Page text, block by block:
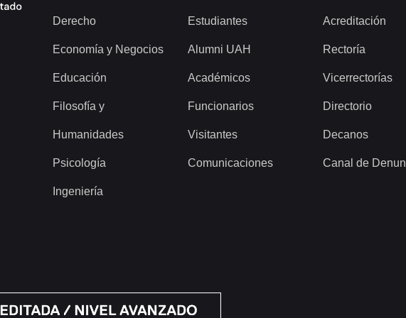
Derecho
Economía y Negocios
Educación
Filosofía y
Humanidades
Psicología
Ingeniería
Estudiantes
Alumni UAH
Académicos
Funcionarios
Visitantes
Comunicaciones
Acreditación
Rectoría
Vicerrectorías
Directorio
Decanos
Canal de